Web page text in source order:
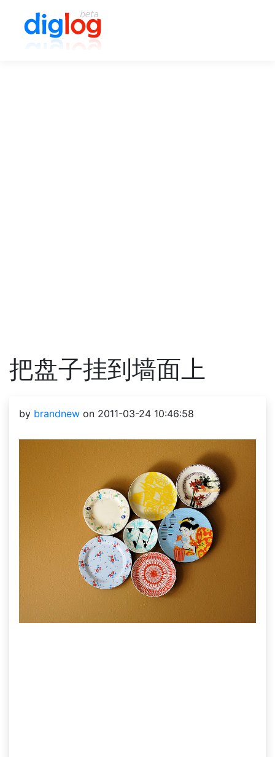
把盘子挂到墙面上
by brandnew on 2011-03-24 10:46:58